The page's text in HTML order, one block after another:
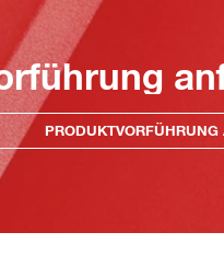
PRODUKTVORFÜHRUNG